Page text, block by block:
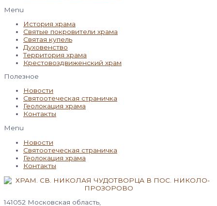
Menu
История храма
Святые покровители храма
Святая купель
Духовенство
Территория храма
Крестовоздвиженский храм
Полезное
Новости
Святоотеческая страничка
Геолокация храма
Контакты
Menu
Новости
Святоотеческая страничка
Геолокация храма
Контакты
141052 Московская область,